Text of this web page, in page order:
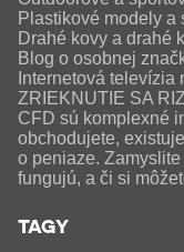
Plastikové modely a
Drahé kovy a drahé
Blog o osobnej
Internetová
ZRIEKNUTIE SA
CFD sú komplexné
obchodujete,
o peniaze.
fungujú, a či si
TAGY